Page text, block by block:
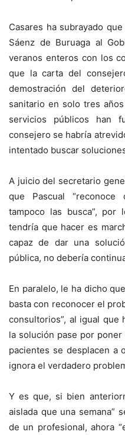
Casares ha subrayado
Sáenz de Buruaga al
veranos enteros con los
que la carta del
demostración del
sanitario en solo tres
servicios públicos han
consejero se habría
intentado buscar
A juicio del secretario
que Pascual
tampoco las busca”,
tendría que hacer es
capaz de dar una
pública, no debería
En paralelo, le ha dicho
basta con reconocer el
consultorios”, al igual que
la solución pase por
pacientes se desplacen a
ignora el verdadero
Y es que, si bien
aislada que una semana”
de un profesional, ahora